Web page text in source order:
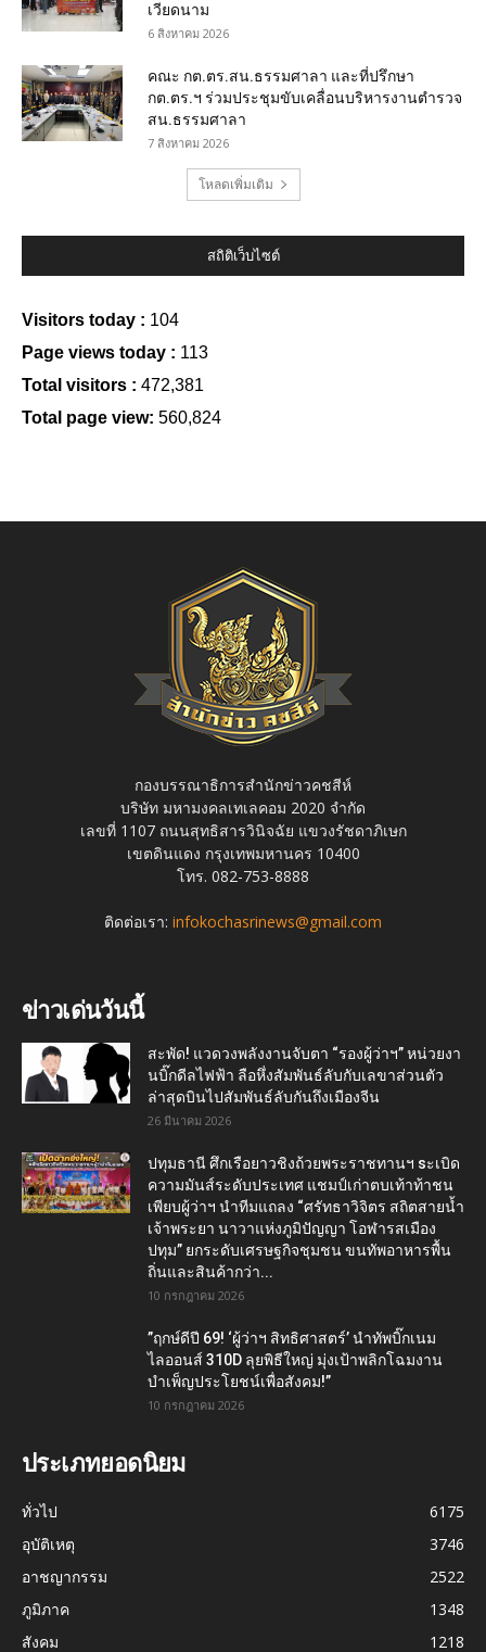
เวียดนาม
6 สิงหาคม 2026
คณะ กต.ตร.สน.ธรรมศาลา และที่ปรึกษา
กต.ตร.ฯ ร่วมประชุมขับเคลื่อนบริหารงานตำรวจ
สน.ธรรมศาลา
7 สิงหาคม 2026
โหลดเพิ่มเติม
สถิติเว็บไซต์
Visitors today : 104
Page views today : 113
Total visitors : 472,381
Total page view: 560,824
กองบรรณาธิการสำนักข่าวคชสีห์
บริษัท มหามงคลเทเลคอม 2020 จำกัด
เลขที่ 1107 ถนนสุทธิสารวินิจฉัย แขวงรัชดาภิเษก
เขตดินแดง กรุงเทพมหานคร 10400
โทร. 082-753-8888
ติดต่อเรา: infokochasrinews@gmail.com
ข่าวเด่นวันนี้
สะพัด! แวดวงพลังงานจับตา “รองผู้ว่าฯ” หน่วยงา
นบิ๊กดีลไฟฟ้า ลือหึ่งสัมพันธ์ลับกับเลขาส่วนตัว
ล่าสุดบินไปสัมพันธ์ลับกันถึงเมืองจีน
26 มีนาคม 2026
ปทุมธานี ศึกเรือยาวชิงถ้วยพระราชทานฯ sะเบิด
ความมันส์ระดับประเทศ แชมป์เก่าตบเท้าท้าชน
เพียบผู้ว่าฯ นำทีมแถลง “ศรัทธาวิจิตร สถิตสายน้ำ
เจ้าพระยา นาวาแห่งภูมิปัญญา โอฬารสเมือง
ปทุม” ยกระดับเศรษฐกิจชุมชน ขนทัพอาหารพื้น
ถิ่นและสินค้ากว่า...
10 กรกฎาคม 2026
​”ฤกษ์ดีปี 69! ‘ผู้ว่าฯ สิทธิศาสตร์’ นำทัพบิ๊กเนม
ไลออนส์ 310D ลุยพิธีใหญ่ มุ่งเป้าพลิกโฉมงาน
บำเพ็ญประโยชน์เพื่อสังคม!”
10 กรกฎาคม 2026
ประเภทยอดนิยม
ทั่วไป
6175
อุบัติเหตุ
3746
อาชญากรรม
2522
ภูมิภาค
1348
สังคม
1218